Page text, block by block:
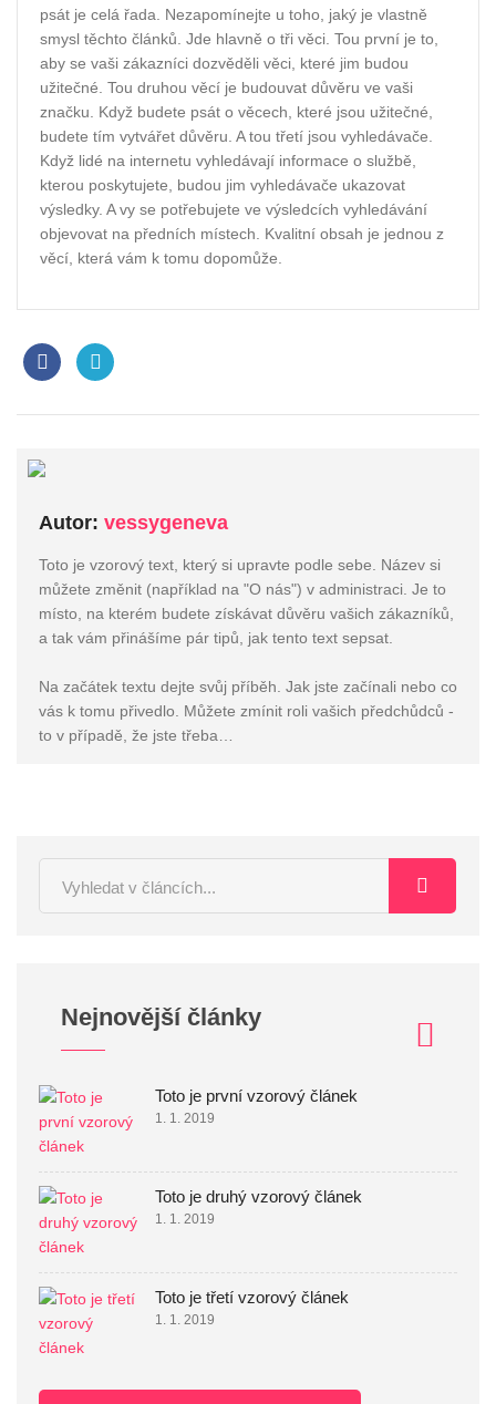
psát je celá řada. Nezapomínejte u toho, jaký je vlastně
smysl těchto článků. Jde hlavně o tři věci. Tou první je to,
aby se vaši zákazníci dozvěděli věci, které jim budou
užitečné. Tou druhou věcí je budouvat důvěru ve vaši
značku. Když budete psát o věcech, které jsou užitečné,
budete tím vytvářet důvěru. A tou třetí jsou vyhledávače.
Když lidé na internetu vyhledávají informace o službě,
kterou poskytujete, budou jim vyhledávače ukazovat
výsledky. A vy se potřebujete ve výsledcích vyhledávání
objevovat na předních místech. Kvalitní obsah je jednou z
věcí, která vám k tomu dopomůže.
Autor: vessygeneva
Toto je vzorový text, který si upravte podle sebe. Název si
můžete změnit (například na "O nás") v administraci. Je to
místo, na kterém budete získávat důvěru vašich zákazníků,
a tak vám přinášíme pár tipů, jak tento text sepsat.
Na začátek textu dejte svůj příběh. Jak jste začínali nebo co
vás k tomu přivedlo. Můžete zmínit roli vašich předchůdců -
to v případě, že jste třeba…
Nejnovější články
Toto je první vzorový článek
1. 1. 2019
Toto je druhý vzorový článek
1. 1. 2019
Toto je třetí vzorový článek
1. 1. 2019